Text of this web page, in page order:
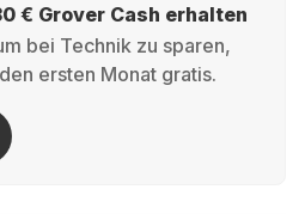
€ Grover Cash erhalten
bei Technik zu sparen,
ersten Monat gratis.